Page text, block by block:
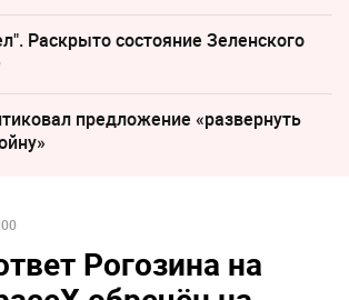
Раскрыто состояние Зеленского
предложение «развернуть
Рогозина на